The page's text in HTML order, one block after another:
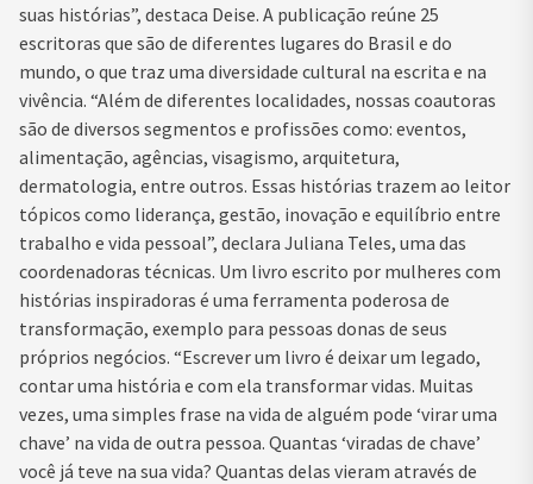
suas histórias”, destaca Deise. A publicação reúne 25
escritoras que são de diferentes lugares do Brasil e do
mundo, o que traz uma diversidade cultural na escrita e na
vivência. “Além de diferentes localidades, nossas coautoras
são de diversos segmentos e profissões como: eventos,
alimentação, agências, visagismo, arquitetura,
dermatologia, entre outros. Essas histórias trazem ao leitor
tópicos como liderança, gestão, inovação e equilíbrio entre
trabalho e vida pessoal”, declara Juliana Teles, uma das
coordenadoras técnicas. Um livro escrito por mulheres com
histórias inspiradoras é uma ferramenta poderosa de
transformação, exemplo para pessoas donas de seus
próprios negócios. “Escrever um livro é deixar um legado,
contar uma história e com ela transformar vidas. Muitas
vezes, uma simples frase na vida de alguém pode ‘virar uma
chave’ na vida de outra pessoa. Quantas ‘viradas de chave’
você já teve na sua vida? Quantas delas vieram através de